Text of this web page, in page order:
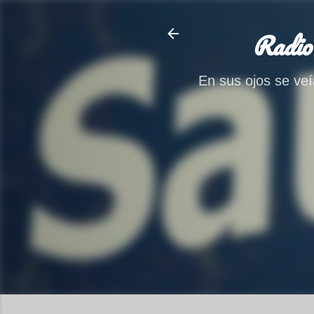
En sus ojos se